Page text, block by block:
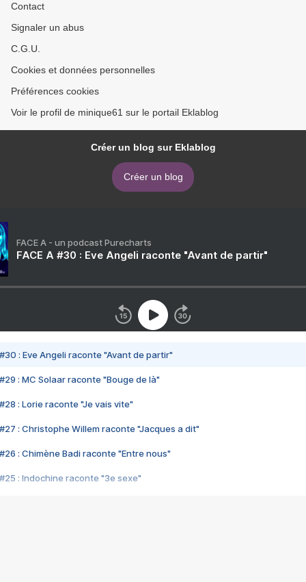
Contact
Signaler un abus
C.G.U.
Cookies et données personnelles
Préférences cookies
Voir le profil de minique61 sur le portail Eklablog
Créer un blog sur Eklablog
Créer un blog
FACE A - un podcast Purecharts
FACE A #30 : Eve Angeli raconte "Avant de partir"
#30 : Eve Angeli raconte "Avant de partir"
#29 : MC Solaar raconte "Bouge de là"
#28 : Lorie raconte "Je vais vite"
#27 : Christophe Willem raconte "Jacques a dit"
#26 : Chimène Badi raconte "Entre nous"
#25 : Indochine raconte "3e sexe"